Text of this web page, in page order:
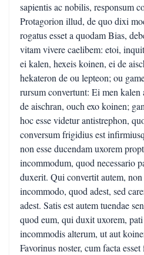
sapientis ac nobilis, responsum
Protagorion illud, de quo dixi
rogatus esset a quodam Bias,
vitam vivere caelibem: etoi,
ei kalen, hexeis koinen, ei de
hekateron de ou lepteon; ou
rursum convertunt: Ei men kalen
de aischran, ouch exo koinen;
hoc esse videtur antistrephon,
conversum frigidius est
non esse ducendam uxorem
incommodum, quod necessario
duxerit. Qui convertit autem, non
incommodo, quod adest, sed
adest. Satis est autem tuendae
quod eum, qui duxit uxorem, pati
incommodis alterum, ut aut
Favorinus noster, cum facta